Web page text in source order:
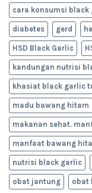
cara konsumsi black
diabetes gerd
HSD Black Garlic
kandungan nutrisi
khasiat black garlic
madu bawang hitam
makanan sehat.
manfaat bawang
nutrisi black garlic
obat jantung obat